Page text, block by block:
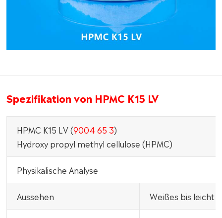
Spezifikation von HPMC K15 LV
HPMC K15 LV (9004 65 3)
Hydroxy propyl methyl cellulose (HPMC)
Physikalische Analyse
Aussehen Weißes bis leicht